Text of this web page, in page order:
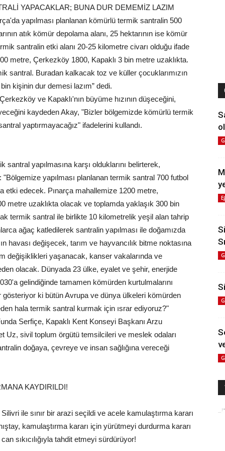
YAPACAKLAR; BUNA DUR DEMEMİZ LAZIM
yapılması planlanan kömürlü termik santralin 500
atık kömür depolama alanı, 25 hektarının ise kömür
santralin etki alanı 20-25 kilometre civarı olduğu ifade
metre, Çerkezköy 1800, Kapaklı 3 bin metre uzaklıkta.
santral. Buradan kalkacak toz ve küller çocuklarımızın
kişinin dur demesi lazım” dedi.
ve Kapaklı'nın büyüme hızının düşeceğini,
kaydeden Akay, "Bizler bölgemizde kömürlü termik
yaptırmayacağız" ifadelerini kullandı.
santral yapılmasına karşı olduklarını belirterek,
yapılması planlanan termik santral 700 futbol
etki edecek. Pınarça mahallemize 1200 metre,
metre uzaklıkta olacak ve toplamda yaklaşık 300 bin
termik santral ile birlikte 10 kilometrelik yeşil alan tahrip
ağaç katledilerek santralin yapılması ile doğamızda
havası değişecek, tarım ve hayvancılık bitme noktasına
değişiklikleri yaşanacak, kanser vakalarında ve
olacak. Dünyada 23 ülke, eyalet ve şehir, enerjide
gelindiğinde tamamen kömürden kurtulmalarını
gösteriyor ki bütün Avrupa ve dünya ülkeleri kömürden
hala termik santral kurmak için ısrar ediyoruz?"
Serfiçe, Kapaklı Kent Konseyi Başkanı Arzu
Uz, sivil toplum örgütü temsilcileri ve meslek odaları
doğaya, çevreye ve insan sağlığına vereceği
KAYDIRILDI!
ile sınır bir arazi seçildi ve acele kamulaştırma kararı
kamulaştırma kararı için yürütmeyi durdurma kararı
sıkıcılığıyla tahdit etmeyi sürdürüyor!